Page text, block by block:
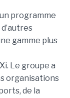
programme
gamme plus
Le groupe a
organisations
de la